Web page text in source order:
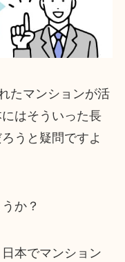
たマンションが活
はそういった長
うと疑問ですよ
か？
本でマンション